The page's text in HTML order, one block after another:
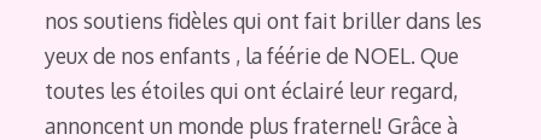
nos soutiens fidèles qui ont fait briller dans les
yeux de nos enfants , la féérie de NOEL. Que
toutes les étoiles qui ont éclairé leur regard,
annoncent un monde plus fraternel! Grâce à